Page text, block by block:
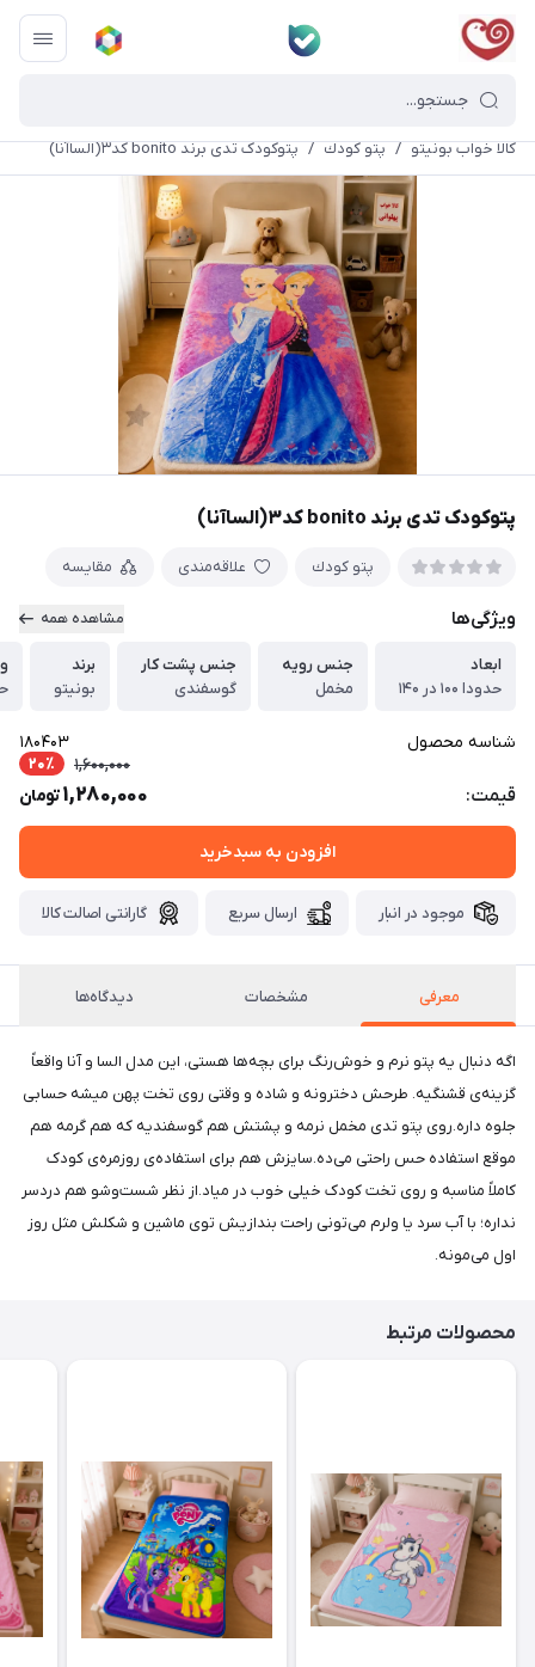
کالا خواب بونیتو / پتو كودك / پتوکودک تدی برند bonito کد۳(الساآنا)
پتوکودک تدی برند bonito کد۳(الساآنا)
پتو كودك علاقه‌مندی مقایسه
ویژگی‌ها مشاهده همه
ابعاد
حدودا ۱۰۰ در ۱۴۰
جنس رویه
مخمل
جنس پشت کار
گوسفندی
برند
بونیتو
شناسه محصول 180403
قیمت:
1,600,000 20٪
1,280,000تومان
افزودن به سبدخرید
موجود در انبار ارسال سریع گارانتی اصالت کالا
معرفی مشخصات دیدگاه‌ها
اگه دنبال یه پتو نرم و خوش‌رنگ برای بچه‌ها هستی، این مدل السا و آنا واقعاً
گزینه‌ی قشنگیه. طرحش دخترونه و شاده و وقتی روی تخت پهن میشه حسابی
جلوه داره.روی پتو تدی مخمل نرمه و پشتش هم گوسفندیه که هم گرمه هم
موقع استفاده حس راحتی می‌ده.سایزش هم برای استفاده‌ی روزمره‌ی کودک
کاملاً مناسبه و روی تخت کودک خیلی خوب در میاد.از نظر شست‌وشو هم دردسر
نداره؛ با آب سرد یا ولرم می‌تونی راحت بندازیش توی ماشین و شکلش مثل روز
اول می‌مونه.
محصولات مرتبط